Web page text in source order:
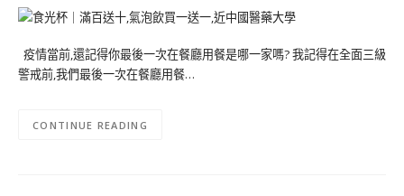
疫情當前,還記得你最後一次在餐廳用餐是哪一家嗎? 我記得在全面三級
警戒前,我們最後一次在餐廳用餐…
CONTINUE READING